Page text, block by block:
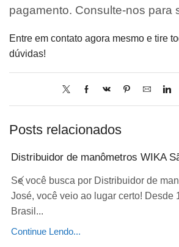
pagamento. Consulte-nos para
Entre em contato agora mesmo e tire
dúvidas!
Posts relacionados
Distribuidor de manômetros WIKA
Se você busca por Distribuidor de
José, você veio ao lugar certo! Desde
Brasil...
Continue Lendo...